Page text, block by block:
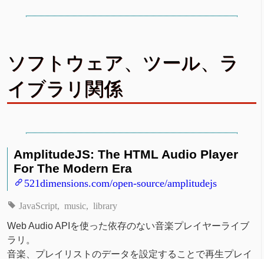
ソフトウェア、ツール、ラ
イブラリ関係
AmplitudeJS: The HTML Audio Player
For The Modern Era
521dimensions.com/open-source/amplitudejs
JavaScript music library
Web Audio APIを使った依存のない音楽プレイヤーライブ
ラリ。
音楽、プレイリストのデータを設定することで再生プレイ